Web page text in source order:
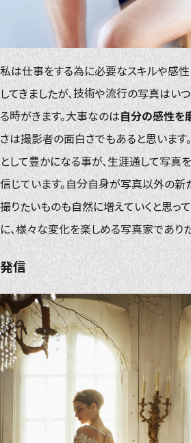
私は仕事をする為に必要なスキルや感
してきましたが、技術や流行の写真はい
る時がきます。大事なのは自分の感性を
さは撮影者の面白さでもあると思います
として豊かになる事が、生涯通して写真
信じています。自分自身が写真以外の新
撮りたいものも自然に増えていくと思っ
に、様々な変化を楽しめる写真家でありた
発信